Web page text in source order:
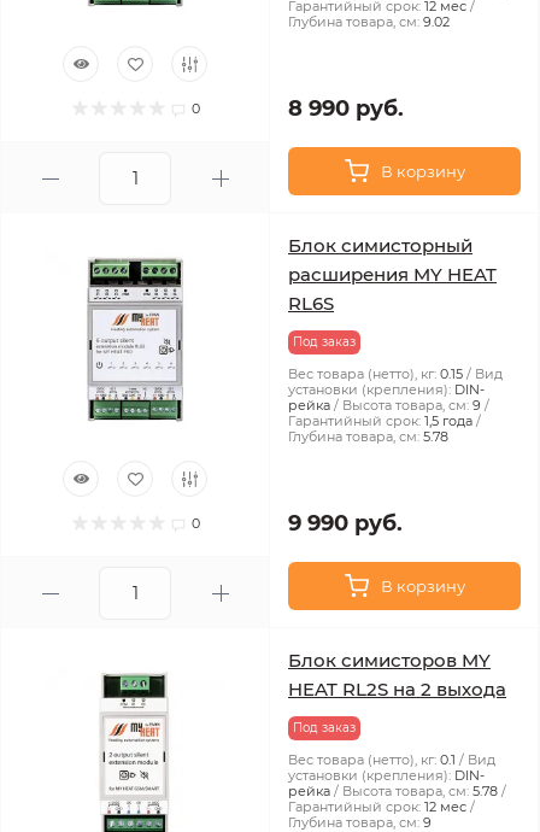
0
Гарантийный срок: 12 мес
Глубина товара, см: 9.02
8 990 руб.
В корзину
0
Блок симисторный
расширения MY HEAT
RL6S
Под заказ
Вес товара (нетто), кг: 0.15
Вид
установки (крепления): DIN-
рейка
Высота товара, см: 9
Гарантийный срок: 1,5 года
Глубина товара, см: 5.78
9 990 руб.
В корзину
Блок симисторов MY
HEAT RL2S на 2 выхода
Под заказ
Вес товара (нетто), кг: 0.1
Вид
установки (крепления): DIN-
рейка
Высота товара, см: 5.78
Гарантийный срок: 12 мес
Глубина товара, см: 9